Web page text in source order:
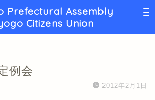
Prefectural Assembly
Citizens Union
例会
2012年2月1日